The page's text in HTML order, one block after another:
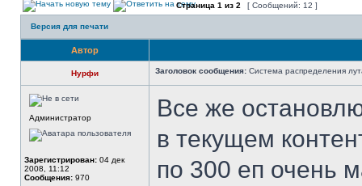
Страница 1 из 2 [ Сообщений: 12 ]
Версия для печати
Автор
Нурфи Заголовок сообщения: Система распределения
Администратор
Зарегистрирован: 04 дек
2008, 11:12
Сообщения: 970
Все же
в текущем
по 300 еп очень